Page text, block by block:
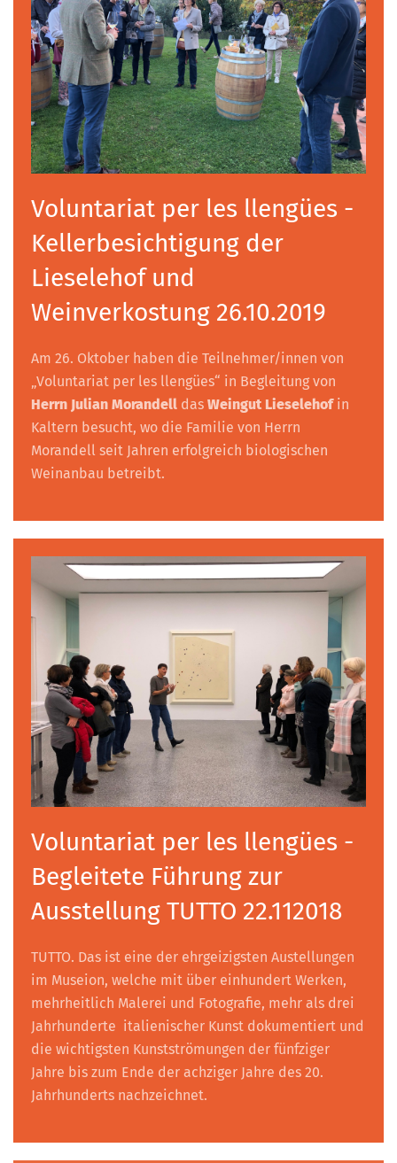
Voluntariat per les llengües -
Kellerbesichtigung der
Lieselehof und
Weinverkostung 26.10.2019
Am 26. Oktober haben die Teilnehmer/innen von
„Voluntariat per les llengües“ in Begleitung von
Herrn Julian Morandell das Weingut Lieselehofin
Kaltern besucht, wo die Familie von Herrn
Morandell seit Jahren erfolgreich biologischen
Weinanbau betreibt.
Voluntariat per les llengües -
Begleitete Führung zur
Ausstellung TUTTO 22.112018
TUTTO. Das ist eine der ehrgeizigsten Austellungen
im Museion, welche mit über einhundert Werken,
mehrheitlich Malerei und Fotografie, mehr als drei
Jahrhunderte italienischer Kunst dokumentiert und
die wichtigsten Kunstströmungen der fünfziger
Jahre bis zum Ende der achziger Jahre des 20.
Jahrhunderts nachzeichnet.